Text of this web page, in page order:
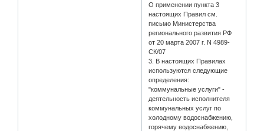
О применении пункта 3
настоящих Правил см.
письмо Министерства
регионального развития РФ
от 20 марта 2007 г. N 4989-
СК/07
3. В настоящих Правилах
используются следующие
определения:
"коммунальные услуги" -
деятельность исполнителя
коммунальных услуг по
холодному водоснабжению,
горячему водоснабжению,